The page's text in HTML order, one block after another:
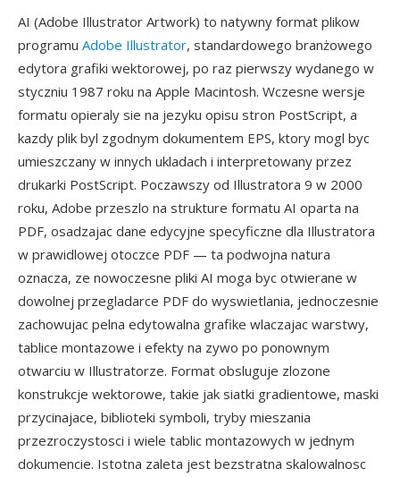
AI (Adobe Illustrator Artwork) to natywny format plikow
programu Adobe Illustrator, standardowego branżowego
edytora grafiki wektorowej, po raz pierwszy wydanego w
styczniu 1987 roku na Apple Macintosh. Wczesne wersje
formatu opieraly sie na jezyku opisu stron PostScript, a
kazdy plik byl zgodnym dokumentem EPS, ktory mogl byc
umieszczany w innych ukladach i interpretowany przez
drukarki PostScript. Poczawszy od Illustratora 9 w 2000
roku, Adobe przeszlo na strukture formatu AI oparta na
PDF, osadzajac dane edycyjne specyficzne dla Illustratora
w prawidlowej otoczce PDF — ta podwojna natura
oznacza, ze nowoczesne pliki AI moga byc otwierane w
dowolnej przegladarce PDF do wyswietlania, jednoczesnie
zachowujac pelna edytowalna grafike wlaczajac warstwy,
tablice montazowe i efekty na zywo po ponownym
otwarciu w Illustratorze. Format obsluguje zlozone
konstrukcje wektorowe, takie jak siatki gradientowe, maski
przycinajace, biblioteki symboli, tryby mieszania
przezroczystosci i wiele tablic montazowych w jednym
dokumencie. Istotna zaleta jest bezstratna skalowalnosc